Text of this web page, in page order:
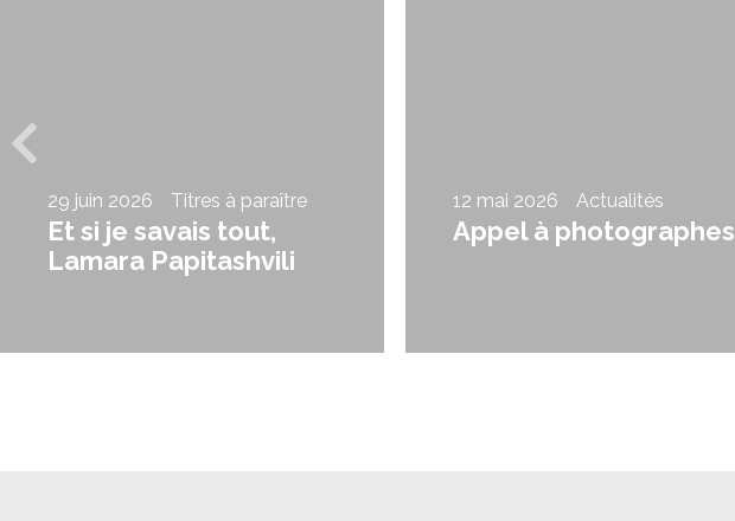
29 juin 2026 Titres à paraître
Et si je savais tout,
Lamara Papitashvili
12 mai 2026 Actualités
Appel à photographes